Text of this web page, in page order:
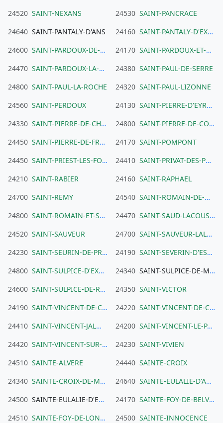
24520 SAINT-NEXANS 24530 SAINT-PANCRACE
24640 SAINT-PANTALY-D'ANS 24160 SAINT-PANTALY-D'EXCIDEUIL
24600 SAINT-PARDOUX-DE-DRONE 24170 SAINT-PARDOUX-ET-VIELVIC
24470 SAINT-PARDOUX-LA-RIVIERE 24380 SAINT-PAUL-DE-SERRE
24800 SAINT-PAUL-LA-ROCHE 24320 SAINT-PAUL-LIZONNE
24560 SAINT-PERDOUX 24130 SAINT-PIERRE-D'EYRAUD
24330 SAINT-PIERRE-DE-CHIGNAC 24800 SAINT-PIERRE-DE-COLE
24450 SAINT-PIERRE-DE-FRUGIE 24170 SAINT-POMPONT
24450 SAINT-PRIEST-LES-FOUGERES 24410 SAINT-PRIVAT-DES-PRES
24210 SAINT-RABIER 24160 SAINT-RAPHAEL
24700 SAINT-REMY 24540 SAINT-ROMAIN-DE-MONPAZIER
24800 SAINT-ROMAIN-ET-SAINT-CLEMENT 24470 SAINT-SAUD-LACOUSSIERE
24520 SAINT-SAUVEUR 24700 SAINT-SAUVEUR-LALANDE
24230 SAINT-SEURIN-DE-PRATS 24190 SAINT-SEVERIN-D'ESTISSAC
24800 SAINT-SULPICE-D'EXCIDEUIL 24340 SAINT-SULPICE-DE-MAREUIL
24600 SAINT-SULPICE-DE-ROUMAGNAC 24350 SAINT-VICTOR
24190 SAINT-VINCENT-DE-CONNEZAC 24220 SAINT-VINCENT-DE-COSSE
24410 SAINT-VINCENT-JALMOUTIERS 24200 SAINT-VINCENT-LE-PALUEL
24420 SAINT-VINCENT-SUR-L'ISLE 24230 SAINT-VIVIEN
24510 SAINTE-ALVERE 24440 SAINTE-CROIX
24340 SAINTE-CROIX-DE-MAREUIL 24640 SAINTE-EULALIE-D'ANS
24500 SAINTE-EULALIE-D'EYMET 24170 SAINTE-FOY-DE-BELVES
24510 SAINTE-FOY-DE-LONGAS 24500 SAINTE-INNOCENCE